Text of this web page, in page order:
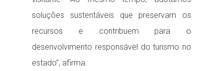
soluções sustentáveis que preservam os
recursos e contribuem para o
desenvolvimento responsável do turismo no
estado”, afirma.